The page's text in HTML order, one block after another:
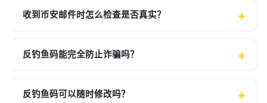
收到币安邮件时怎么检查是否真实？
反钓鱼码能完全防止诈骗吗？
反钓鱼码可以随时修改吗？